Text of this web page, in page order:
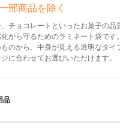
部商品を除く
チョコレートといったお菓子の品
から守るためのラミネート袋です
のから、中身が見える透明なタイ
に合わせてお選びいただけます。
品